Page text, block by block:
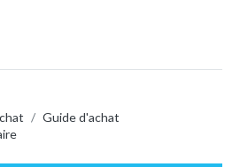
/ Guide d'achat